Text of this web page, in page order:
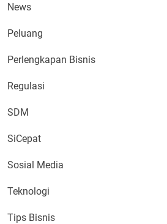
News
Peluang
Perlengkapan Bisnis
Regulasi
SDM
SiCepat
Sosial Media
Teknologi
Tips Bisnis